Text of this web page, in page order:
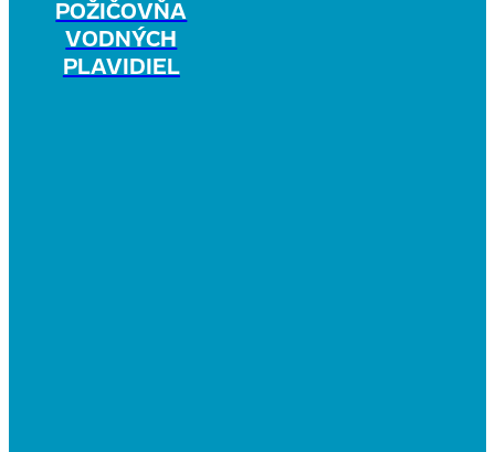
POŽIČOVŇA
VODNÝCH
PLAVIDIEL